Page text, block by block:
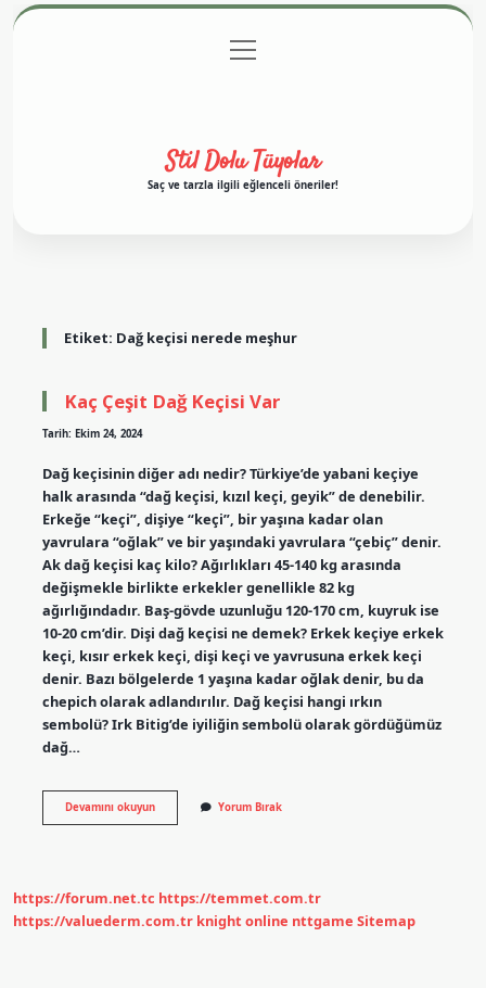
Gizlilik Politikası
menüyü
aç
Stil Dolu Tüyolar
Saç ve tarzla ilgili eğlenceli öneriler!
Etiket: Dağ keçisi nerede meşhur
Kaç Çeşit Dağ Keçisi Var
Tarih: Ekim 24, 2024
Dağ keçisinin diğer adı nedir? Türkiye’de yabani keçiye
halk arasında “dağ keçisi, kızıl keçi, geyik” de denebilir.
Erkeğe “keçi”, dişiye “keçi”, bir yaşına kadar olan
yavrulara “oğlak” ve bir yaşındaki yavrulara “çebiç” denir.
Ak dağ keçisi kaç kilo? Ağırlıkları 45-140 kg arasında
değişmekle birlikte erkekler genellikle 82 kg
ağırlığındadır. Baş-gövde uzunluğu 120-170 cm, kuyruk ise
10-20 cm’dir. Dişi dağ keçisi ne demek? Erkek keçiye erkek
keçi, kısır erkek keçi, dişi keçi ve yavrusuna erkek keçi
denir. Bazı bölgelerde 1 yaşına kadar oğlak denir, bu da
chepich olarak adlandırılır. Dağ keçisi hangi ırkın
sembolü? Irk Bitig’de iyiliğin sembolü olarak gördüğümüz
dağ…
Devamını okuyunKaç
Çeşit
Yorum Bırak
https://forum.net.tc https://temmet.com.tr
https://valuederm.com.tr knight online nttgame Sitemap